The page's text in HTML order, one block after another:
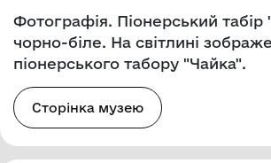
Фотографія. Піонерський
чорно-біле. На світлині
піонерського табору "Чайка".
Сторінка музею